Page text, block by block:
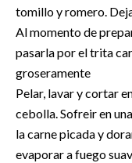
tomillo y romero.
Al momento de
pasarla por el trita
groseramente
Pelar, lavar y cortar
cebolla. Sofreir en
la carne picada y
evaporar a fuego